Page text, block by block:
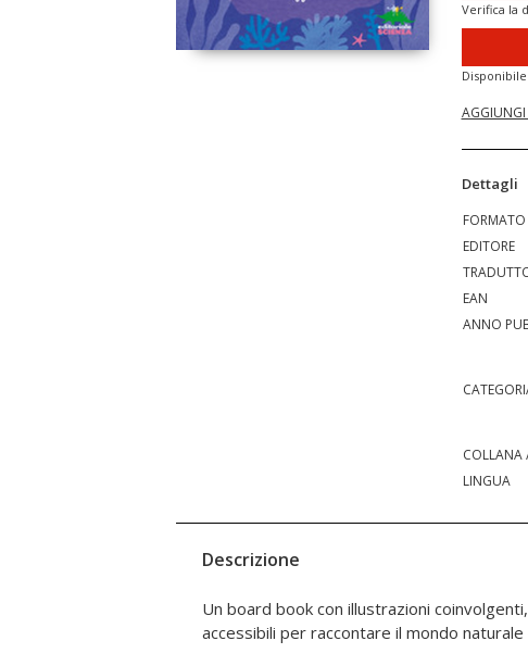
Verifica la
AGGIUNGI
Dettagli
FORMATO
EDITORE
EAN
ANNO
COLLANA
LINGUA
Descrizione
Un board book con illustrazioni
accessibili per raccontare il mondo
Seguendo le avventure e i viaggi di Balena, i più